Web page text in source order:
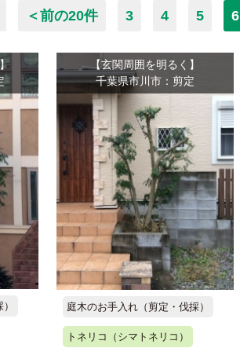
＜前の20件 3 4 5 6
【玄関周囲を明るく】
千葉県市川市：剪定
庭木のお手入れ（剪定・伐採）
トネリコ（シマトネリコ）